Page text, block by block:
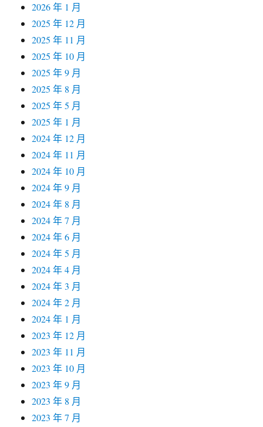
2026 年 1 月
2025 年 12 月
2025 年 11 月
2025 年 10 月
2025 年 9 月
2025 年 8 月
2025 年 5 月
2025 年 1 月
2024 年 12 月
2024 年 11 月
2024 年 10 月
2024 年 9 月
2024 年 8 月
2024 年 7 月
2024 年 6 月
2024 年 5 月
2024 年 4 月
2024 年 3 月
2024 年 2 月
2024 年 1 月
2023 年 12 月
2023 年 11 月
2023 年 10 月
2023 年 9 月
2023 年 8 月
2023 年 7 月